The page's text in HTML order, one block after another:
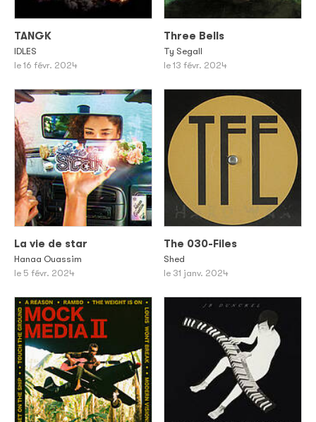
TANGK
IDLES
le 16 févr. 2024
Three Bells
Ty Segall
le 13 févr. 2024
La vie de star
Hanaa Ouassim
le 5 févr. 2024
The 030-Files
Shed
le 31 janv. 2024